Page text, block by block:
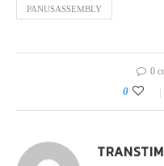
PANUSASSEMBLY
0
0